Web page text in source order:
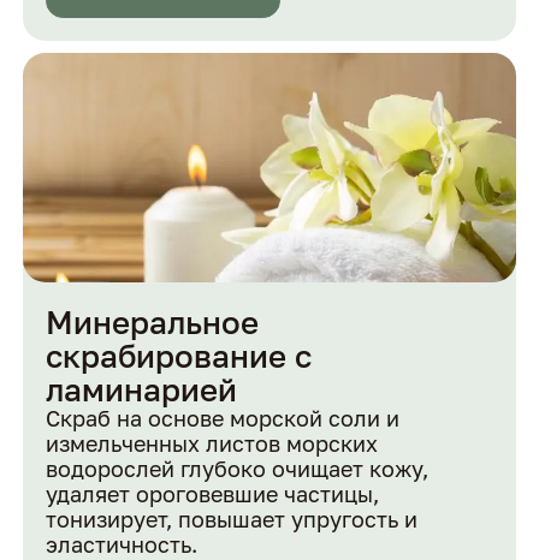
Минеральное
скрабирование с
ламинарией
Скраб на основе морской соли и
измельченных листов морских
водорослей глубоко очищает кожу,
удаляет ороговевшие частицы,
тонизирует, повышает упругость и
эластичность.